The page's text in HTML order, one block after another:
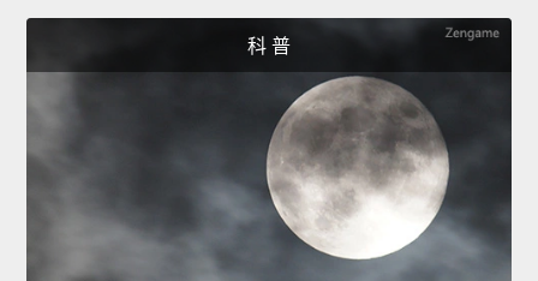
科 普